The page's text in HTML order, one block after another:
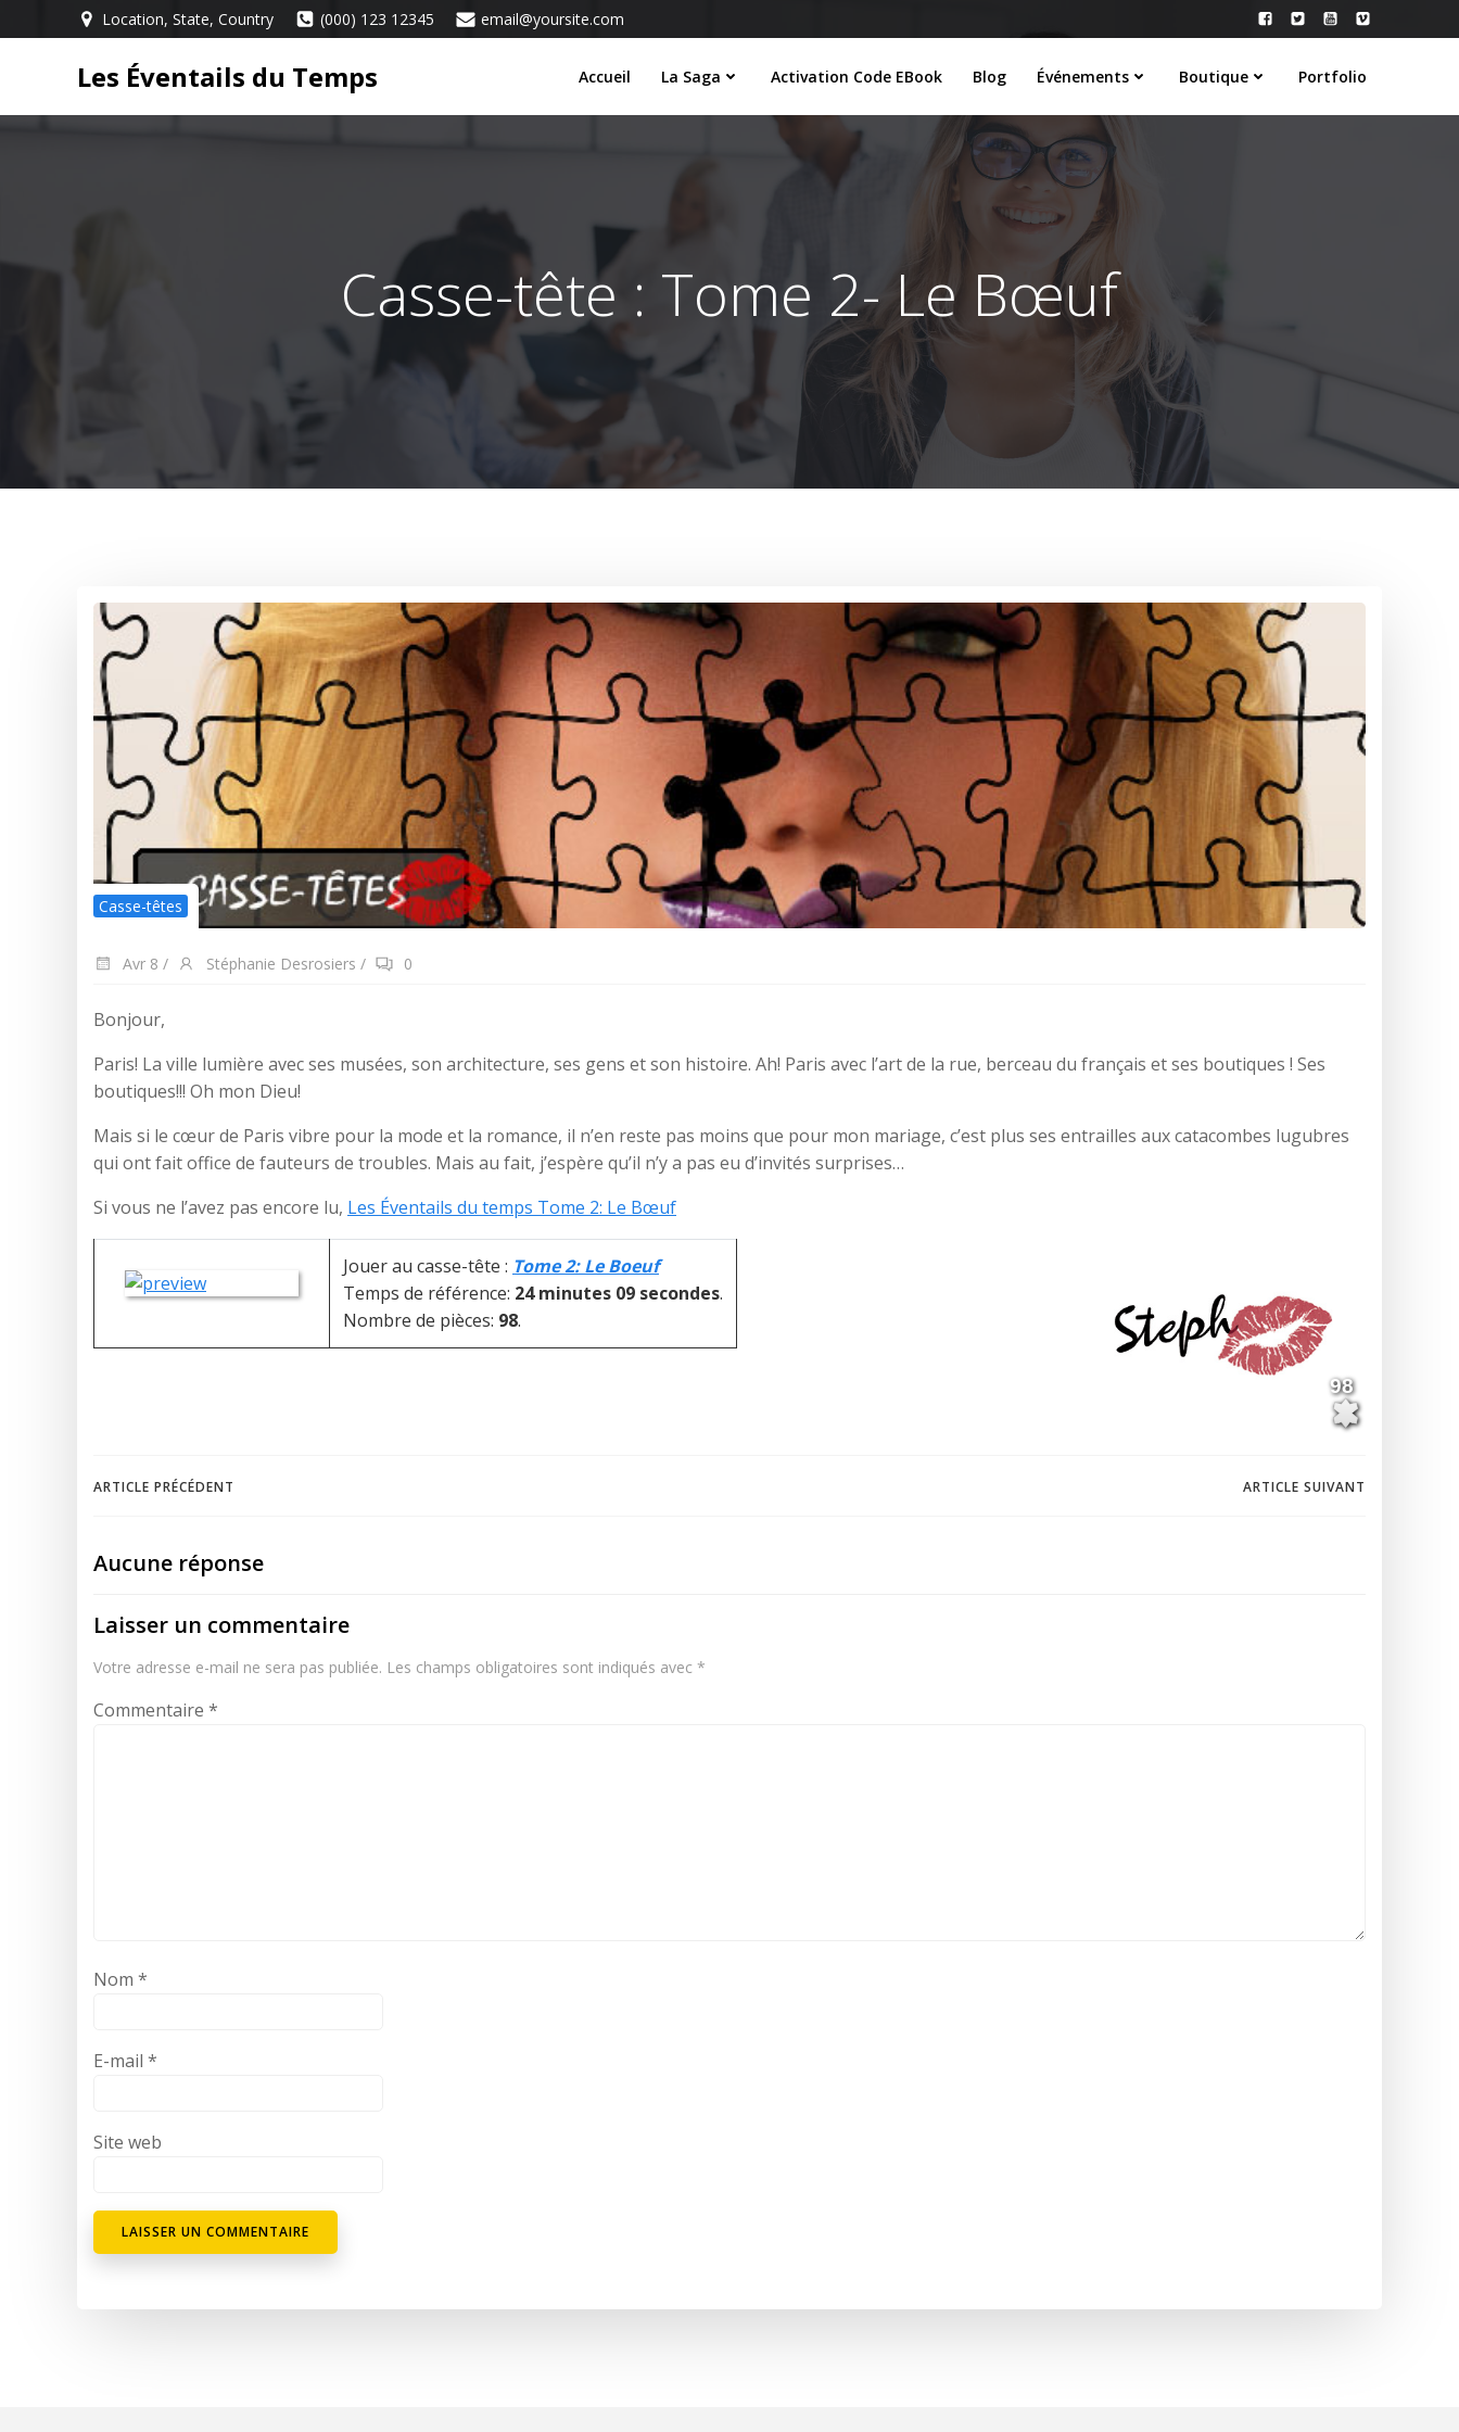
au
Location, State, Country (000) 123 12345 email@yoursite.com
Les Éventails du Temps Accueil La Saga Activation Code EBook Blog Événements Boutique Portfolio
Casse-tête : Tome 2- Le Bœuf
Casse-têtes
Avr 8 / Stéphanie Desrosiers / 0
Bonjour,
Paris! La ville lumière avec ses musées, son architecture, ses gens et son histoire. Ah! Paris avec l’art de la rue, berceau du français et ses boutiques ! Ses
boutiques!!! Oh mon Dieu!
Mais si le cœur de Paris vibre pour la mode et la romance, il n’en reste pas moins que pour mon mariage, c’est plus ses entrailles aux catacombes lugubres
qui ont fait office de fauteurs de troubles. Mais au fait, j’espère qu’il n’y a pas eu d’invités surprises…
Si vous ne l’avez pas encore lu, Les Éventails du temps Tome 2: Le Bœuf
98
Jouer au casse-tête : Tome 2: Le Boeuf
Temps de référence: 24 minutes 09 secondes.
Nombre de pièces: 98.
Navigation
de
l’article
ARTICLE PRÉCÉDENT ARTICLE SUIVANT
Aucune réponse
Laisser un commentaire
Votre adresse e-mail ne sera pas publiée. Les champs obligatoires sont indiqués avec *
Commentaire *
Nom *
E-mail *
Site web